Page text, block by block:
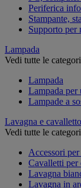
Periferica
Stampante,
Supporto per
Lampada
Vedi tutte le
Lampada
Lampada
Lampade a
Lavagna e cavalletto
Vedi tutte le
Accessori
Cavalletti per
Lavagna
Lavagna in